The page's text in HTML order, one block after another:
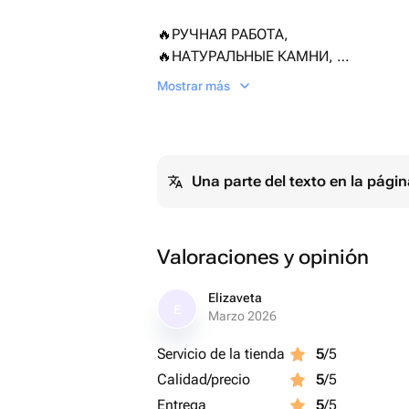
🔥РУЧНАЯ РАБОТА,
🔥НАТУРАЛЬНЫЕ КАМНИ,
🔥НЕТЕМНЕЮЩАЯ
- гипоалергенной нетемнеющей
🌺Все украшения имеют
выполнены из качественных
На все украшения предоставляется
Mostrar más
Una parte del texto en la
Valoraciones y opinión
Elizaveta
Marzo 2026
Servicio de la tienda 5/5
Calidad/precio
5/5
Entrega
5/5